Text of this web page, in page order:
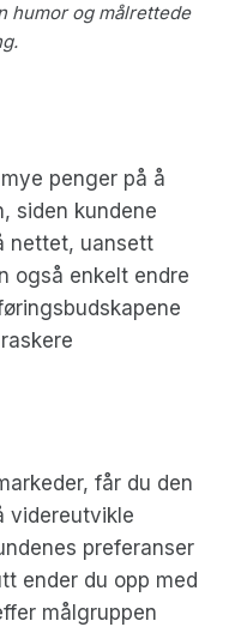
humor og målrettede
penger på å
siden kundene
nettet, uansett
også enkelt endre
får du den
videreutvikle
preferanser
ender du opp med
målgruppen